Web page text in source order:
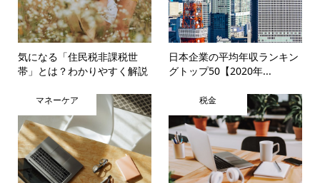
気になる「住民税非課税世
帯」とは？わかりやすく解説
日本企業の平均年収ランキン
グトップ50【2020年...
マネーケア 税金